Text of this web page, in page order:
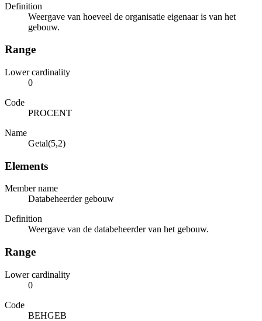
Definition
Weergave van hoeveel de organisatie eigenaar is van het
gebouw.
Range
Lower cardinality
0
Code
PROCENT
Name
Getal(5,2)
Elements
Member name
Databeheerder gebouw
Definition
Weergave van de databeheerder van het gebouw.
Range
Lower cardinality
0
Code
BEHGEB